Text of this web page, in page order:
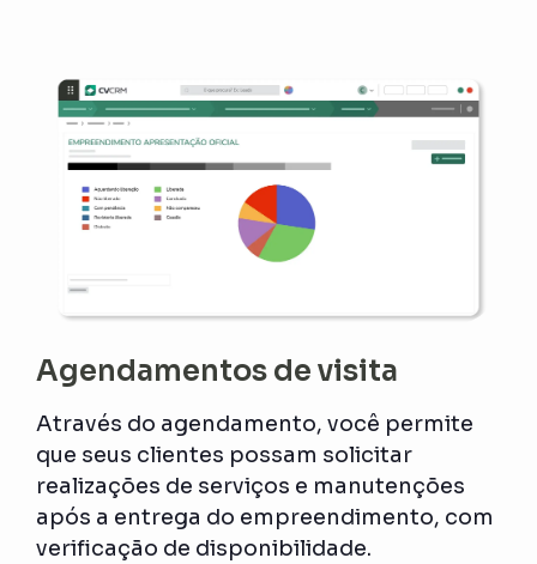
Agendamentos de visita
Através do agendamento, você permite
que seus clientes possam solicitar
realizações de serviços e manutenções
após a entrega do empreendimento, com
verificação de disponibilidade.